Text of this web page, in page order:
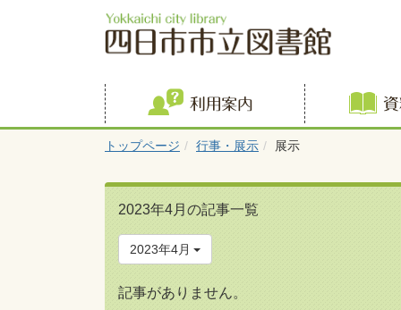
利用案内
トップページ 行事・展示 展示
2023年4月の記事一覧
2023年4月
記事がありません。